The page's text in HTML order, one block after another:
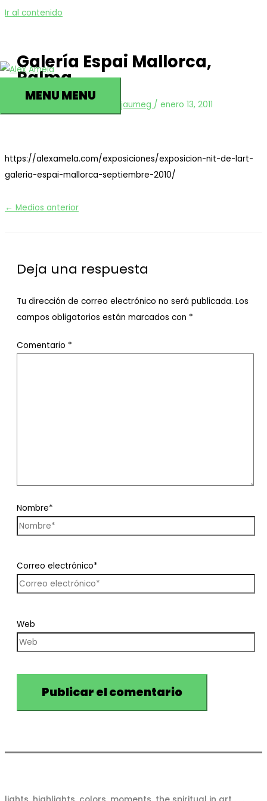
Ir al contenido
MENUMENU
Galería Espai Mallorca,
Palma
jaumeg / enero 13, 2011
https://alexamela.com/exposiciones/exposicion-nit-de-lart-
galeria-espai-mallorca-septiembre-2010/
← Medios anterior
Deja una respuesta
Tu dirección de correo electrónico no será publicada. Los
campos obligatorios están marcados con *
Comentario *
Nombre*
Correo electrónico*
Web